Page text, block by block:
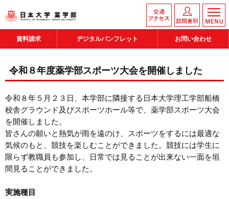
資料請求 デジタルパンフレット お問い合わせ
令和８年度薬学部スポーツ大会を開催しました
令和８年５月２３日、本学部に隣接する日本大学理工学部船橋
校舎グラウンド及びスポーツホール等で、薬学部スポーツ大会
を開催しました。
皆さんの願いと熱気が雨を遠のけ、スポーツをするには最適な
気候のもと、競技を楽しむことができました。競技には学生に
限らず教職員も参加し、日常では見ることが出来ない一面を垣
間見ることができました。
実施種目